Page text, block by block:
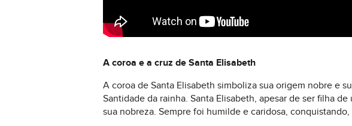
A coroa e a cruz de Santa Elisabeth
A coroa de Santa Elisabeth simboliza sua origem nobre e
Santidade da rainha. Santa Elisabeth, apesar de ser filha
sua nobreza. Sempre foi humilde e caridosa,